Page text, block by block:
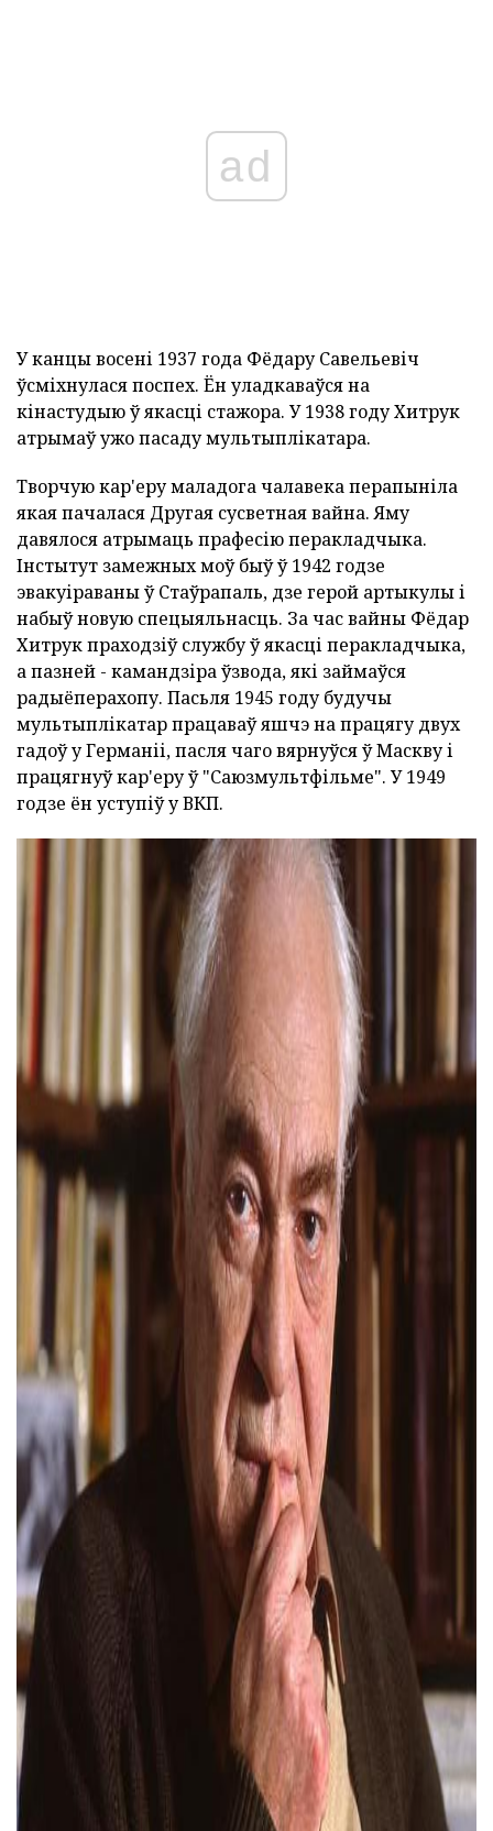
ad
У канцы восені 1937 года Фёдару Савельевіч
ўсміхнулася поспех. Ён уладкаваўся на
кінастудыю ў якасці стажора. У 1938 году Хитрук
атрымаў ужо пасаду мультыплікатара.
Творчую кар'еру маладога чалавека перапыніла
якая пачалася Другая сусветная вайна. Яму
давялося атрымаць прафесію перакладчыка.
Інстытут замежных моў быў ў 1942 годзе
эвакуіраваны ў Стаўрапаль, дзе герой артыкулы і
набыў новую спецыяльнасць. За час вайны Фёдар
Хитрук праходзіў службу ў якасці перакладчыка,
а пазней - камандзіра ўзвода, які займаўся
радыёперахопу. Пасьля 1945 году будучы
мультыплікатар працаваў яшчэ на працягу двух
гадоў у Германіі, пасля чаго вярнуўся ў Маскву і
працягнуў кар'еру ў "Саюзмультфільме". У 1949
годзе ён уступіў у ВКП.
ad